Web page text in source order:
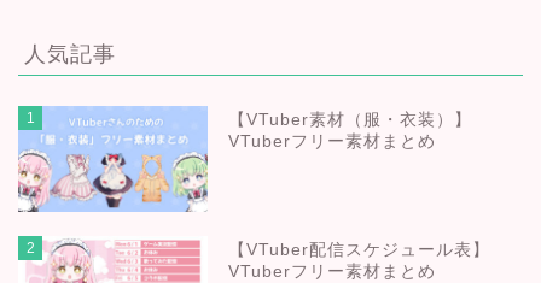
人気記事
1
【VTuber素材（服・衣装）】
VTuberフリー素材まとめ
2
【VTuber配信スケジュール表】
VTuberフリー素材まとめ